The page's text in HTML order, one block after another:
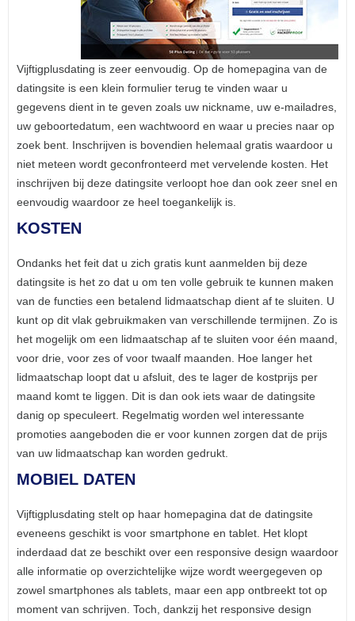
Vijftigplusdating is zeer eenvoudig. Op de homepagina van de
datingsite is een klein formulier terug te vinden waar u
gegevens dient in te geven zoals uw nickname, uw e-mailadres,
uw geboortedatum, een wachtwoord en waar u precies naar op
zoek bent. Inschrijven is bovendien helemaal gratis waardoor u
niet meteen wordt geconfronteerd met vervelende kosten. Het
inschrijven bij deze datingsite verloopt hoe dan ook zeer snel en
eenvoudig waardoor ze heel toegankelijk is.
KOSTEN
Ondanks het feit dat u zich gratis kunt aanmelden bij deze
datingsite is het zo dat u om ten volle gebruik te kunnen maken
van de functies een betalend lidmaatschap dient af te sluiten. U
kunt op dit vlak gebruikmaken van verschillende termijnen. Zo is
het mogelijk om een lidmaatschap af te sluiten voor één maand,
voor drie, voor zes of voor twaalf maanden. Hoe langer het
lidmaatschap loopt dat u afsluit, des te lager de kostprijs per
maand komt te liggen. Dit is dan ook iets waar de datingsite
danig op speculeert. Regelmatig worden wel interessante
promoties aangeboden die er voor kunnen zorgen dat de prijs
van uw lidmaatschap kan worden gedrukt.
MOBIEL DATEN
Vijftigplusdating stelt op haar homepagina dat de datingsite
eveneens geschikt is voor smartphone en tablet. Het klopt
inderdaad dat ze beschikt over een responsive design waardoor
alle informatie op overzichtelijke wijze wordt weergegeven op
zowel smartphones als tablets, maar een app ontbreekt tot op
moment van schrijven. Toch, dankzij het responsive design